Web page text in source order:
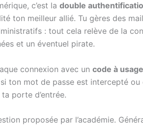
c’est la double
ton meilleur allié. Tu gères des
: tout cela relève de la
et un éventuel pirate.
connexion avec un code à
ton mot de passe est intercepté ou
porte d’entrée.
proposée par l’académie.